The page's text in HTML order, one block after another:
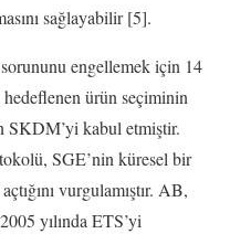
sağlayabilir [5].
engellemek için 14
ürün seçiminin
SKDM’yi kabul etmiştir.
SGE’nin küresel bir
vurgulamıştır. AB,
yılında ETS’yi